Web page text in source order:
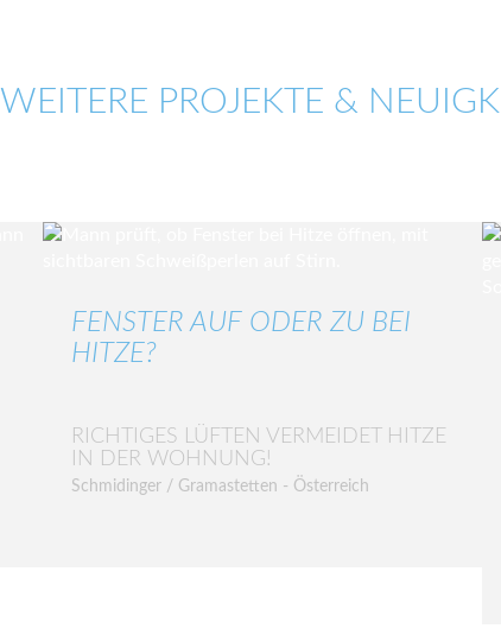
WEITERE PROJEKTE &
FENSTER AUF ODER ZU BEI
HITZE?
RICHTIGES LÜFTEN VERMEIDET HITZE
IN DER WOHNUNG!
Schmidinger / Gramastetten - Österreich